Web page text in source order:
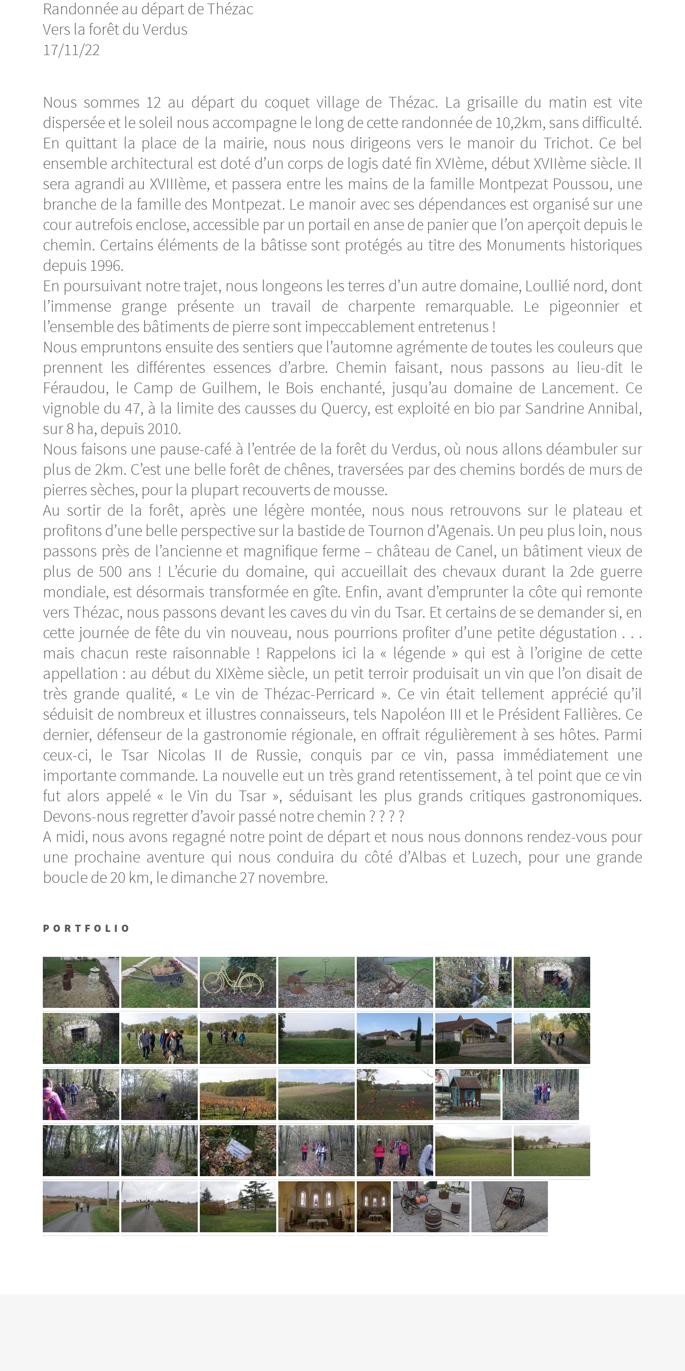
Randonnée au départ de Thézac
Vers la forêt du Verdus
17/11/22
Nous sommes 12 au départ du coquet village de Thézac. La grisaille du matin est vite
dispersée et le soleil nous accompagne le long de cette randonnée de 10,2km, sans difficulté.
En quittant la place de la mairie, nous nous dirigeons vers le manoir du Trichot. Ce bel
ensemble architectural est doté d’un corps de logis daté fin XVIème, début XVIIème siècle. Il
sera agrandi au XVIIIème, et passera entre les mains de la famille Montpezat Poussou, une
branche de la famille des Montpezat. Le manoir avec ses dépendances est organisé sur une
cour autrefois enclose, accessible par un portail en anse de panier que l’on aperçoit depuis le
chemin. Certains éléments de la bâtisse sont protégés au titre des Monuments historiques
depuis 1996.
En poursuivant notre trajet, nous longeons les terres d’un autre domaine, Loullié nord, dont
l’immense grange présente un travail de charpente remarquable. Le pigeonnier et
l’ensemble des bâtiments de pierre sont impeccablement entretenus !
Nous empruntons ensuite des sentiers que l’automne agrémente de toutes les couleurs que
prennent les différentes essences d’arbre. Chemin faisant, nous passons au lieu-dit le
Féraudou, le Camp de Guilhem, le Bois enchanté, jusqu’au domaine de Lancement. Ce
vignoble du 47, à la limite des causses du Quercy, est exploité en bio par Sandrine Annibal,
sur 8 ha, depuis 2010.
Nous faisons une pause-café à l’entrée de la forêt du Verdus, où nous allons déambuler sur
plus de 2km. C’est une belle forêt de chênes, traversées par des chemins bordés de murs de
pierres sèches, pour la plupart recouverts de mousse.
Au sortir de la forêt, après une légère montée, nous nous retrouvons sur le plateau et
profitons d’une belle perspective sur la bastide de Tournon d’Agenais. Un peu plus loin, nous
passons près de l’ancienne et magnifique ferme – château de Canel, un bâtiment vieux de
plus de 500 ans ! L’écurie du domaine, qui accueillait des chevaux durant la 2de guerre
mondiale, est désormais transformée en gîte. Enfin, avant d’emprunter la côte qui remonte
vers Thézac, nous passons devant les caves du vin du Tsar. Et certains de se demander si, en
cette journée de fête du vin nouveau, nous pourrions profiter d’une petite dégustation . . .
mais chacun reste raisonnable ! Rappelons ici la « légende » qui est à l’origine de cette
appellation : au début du XIXème siècle, un petit terroir produisait un vin que l’on disait de
très grande qualité, « Le vin de Thézac-Perricard ». Ce vin était tellement apprécié qu’il
séduisit de nombreux et illustres connaisseurs, tels Napoléon III et le Président Fallières. Ce
dernier, défenseur de la gastronomie régionale, en offrait régulièrement à ses hôtes. Parmi
ceux-ci, le Tsar Nicolas II de Russie, conquis par ce vin, passa immédiatement une
importante commande. La nouvelle eut un très grand retentissement, à tel point que ce vin
fut alors appelé « le Vin du Tsar », séduisant les plus grands critiques gastronomiques.
Devons-nous regretter d’avoir passé notre chemin ? ? ? ?
A midi, nous avons regagné notre point de départ et nous nous donnons rendez-vous pour
une prochaine aventure qui nous conduira du côté d’Albas et Luzech, pour une grande
boucle de 20 km, le dimanche 27 novembre.
PORTFOLIO